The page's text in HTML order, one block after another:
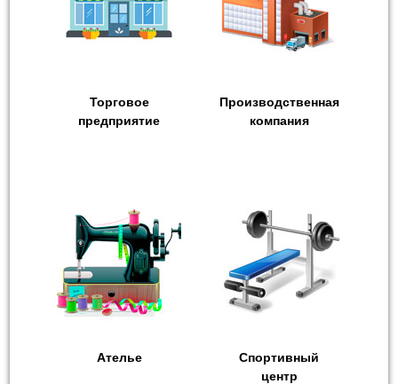
Торговое
предприятие
Производственная
компания
Ателье
Спортивный
центр